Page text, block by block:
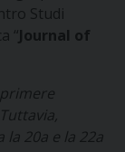
Studi
“Journal of
20a e la 22a